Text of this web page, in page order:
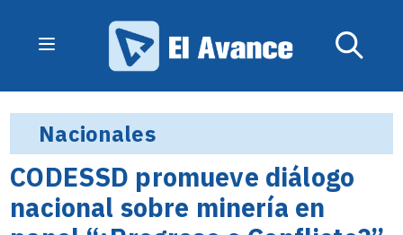
Nacionales
CODESSD promueve diálogo
nacional sobre minería en